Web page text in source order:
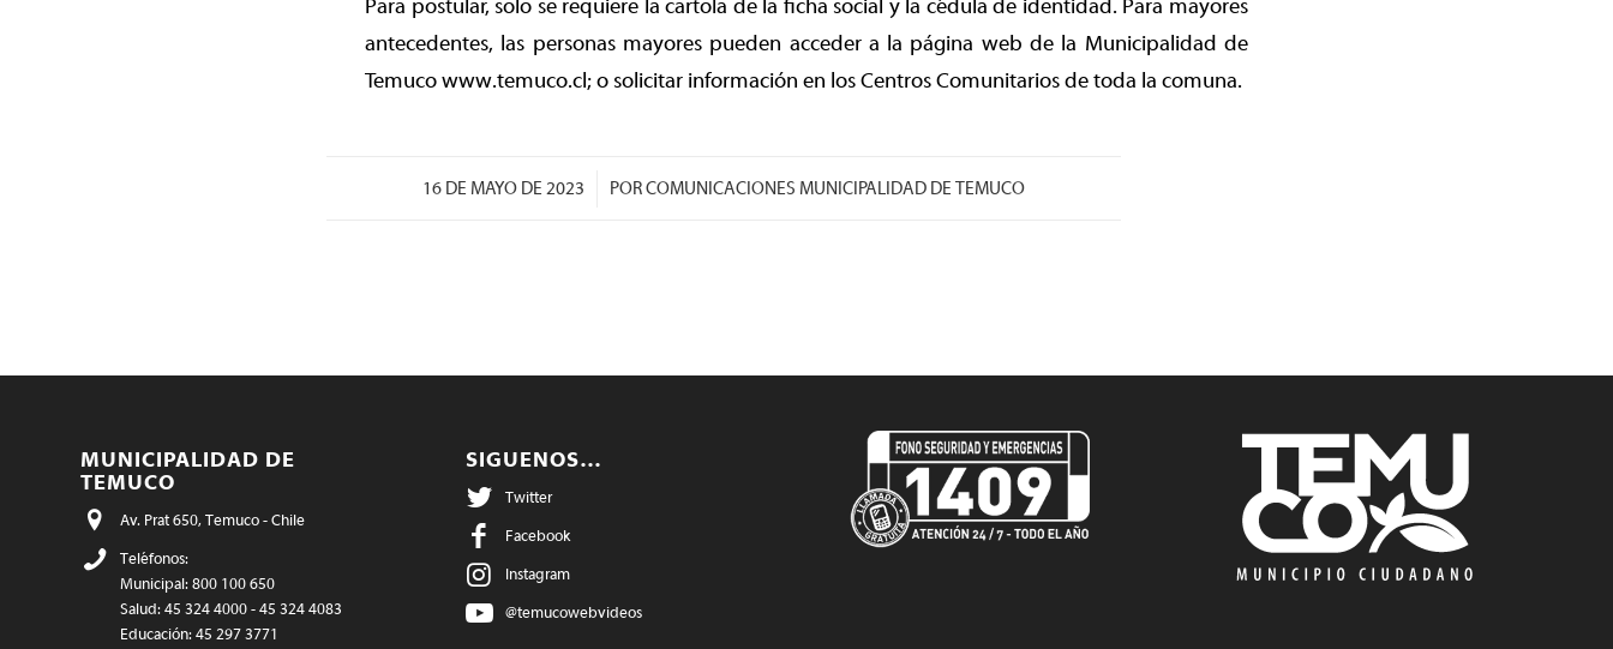
Para postular, solo se requiere la cartola de la ficha social y la cédula de identidad. Para mayores
antecedentes, las personas mayores pueden acceder a la página web de la Municipalidad de
Temuco www.temuco.cl; o solicitar información en los Centros Comunitarios de toda la comuna.
16 DE MAYO DE 2023
/ PORCOMUNICACIONES MUNICIPALIDAD DE TEMUCO
MUNICIPALIDAD DE
TEMUCO
Av. Prat 650, Temuco - Chile
Teléfonos:
Municipal: 800 100 650
Salud: 45 324 4000 - 45 324 4083
Educación: 45 297 3771
SIGUENOS…
Twitter
Facebook
Instagram
@temucowebvideos